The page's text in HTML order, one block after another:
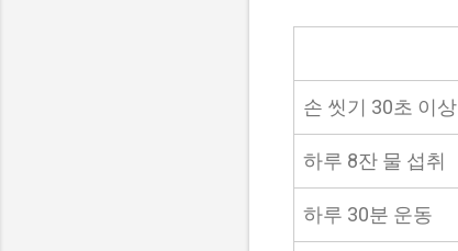
손 씻기 30초 이상
하루 8잔 물 섭취
하루 30분 운동